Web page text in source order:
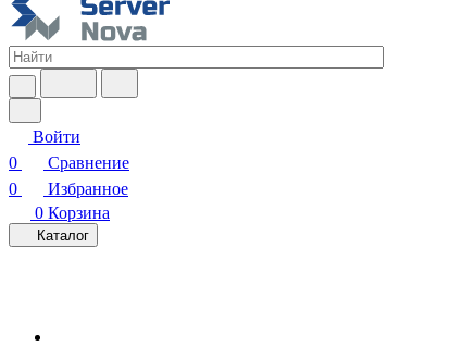
Войти
0
Сравнение
0
Избранное
0 Корзина
Каталог